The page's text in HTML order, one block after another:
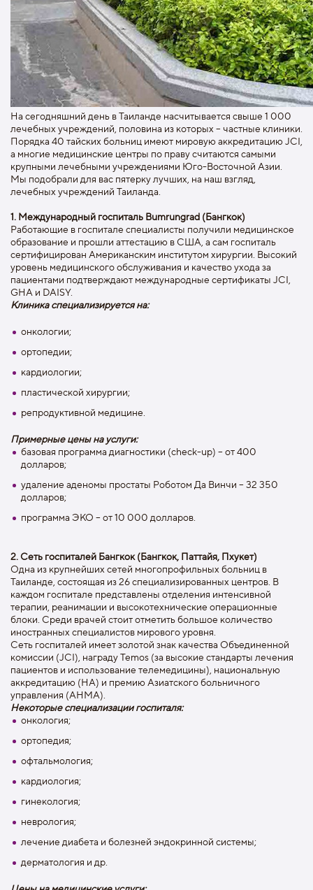
На сегодняшний день в Таиланде насчитывается свыше 1 000
лечебных учреждений, половина из которых – частные клиники.
Порядка 40 тайских больниц имеют мировую аккредитацию JCI,
а многие медицинские центры по праву считаются самыми
крупными лечебными учреждениями Юго-Восточной Азии.
Мы подобрали для вас пятерку лучших, на наш взгляд,
лечебных учреждений Таиланда.
1. Международный госпиталь Bumrungrad (Бангкок)
Работающие в госпитале специалисты получили медицинское
образование и прошли аттестацию в США, а сам госпиталь
сертифицирован Американским институтом хирургии. Высокий
уровень медицинского обслуживания и качество ухода за
пациентами подтверждают международные сертификаты JCI,
GHA и DAISY.
Клиника специализируется на:
онкологии;
ортопедии;
кардиологии;
пластической хирургии;
репродуктивной медицине.
Примерные цены на услуги:
базовая программа диагностики (check-up) – от 400
долларов;
удаление аденомы простаты Роботом Да Винчи – 32 350
долларов;
программа ЭКО – от 10 000 долларов.
2. Сеть госпиталей Бангкок (Бангкок, Паттайя, Пхукет)
Одна из крупнейших сетей многопрофильных больниц в
Таиланде, состоящая из 26 специализированных центров. В
каждом госпитале представлены отделения интенсивной
терапии, реанимации и высокотехнические операционные
блоки. Среди врачей стоит отметить большое количество
иностранных специалистов мирового уровня.
Сеть госпиталей имеет золотой знак качества Объединенной
комиссии (JCI), награду Temos (за высокие стандарты лечения
пациентов и использование телемедицины), национальную
аккредитацию (HA) и премию Азиатского больничного
управления (AHMA).
Некоторые специализации госпиталя:
онкология;
ортопедия;
офтальмология;
кардиология;
гинекология;
неврология;
лечение диабета и болезней эндокринной системы;
дерматология и др.